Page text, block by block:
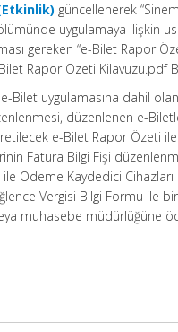
güncellenerek
uygulamaya ilişkin
gereken “e-Bilet Rapor
Rapor Ozeti Kilavuzu.pdf
Bilet uygulamasına dahil
düzenlenen e-
e-Bilet Rapor Özeti ile
Fatura Bilgi Fişi
Ödeme Kaydedici
Vergisi Bilgi Formu ile
muhasebe müdürlüğüne